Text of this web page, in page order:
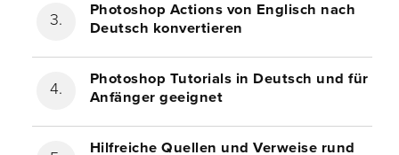
Photoshop Actions von Englisch nach
Deutsch konvertieren
Photoshop Tutorials in Deutsch und für
Anfänger geeignet
Hilfreiche Quellen und Verweise rund